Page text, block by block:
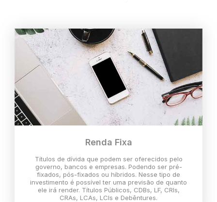
Renda Fixa
Títulos de dívida que podem ser oferecidos pelo
governo, bancos e empresas. Podendo ser pré-
fixados, pós-fixados ou híbridos. Nesse tipo de
investimento é possível ter uma previsão de quanto
ele irá render. Títulos Públicos, CDBs, LF, CRIs,
CRAs, LCAs, LCIs e Debêntures.